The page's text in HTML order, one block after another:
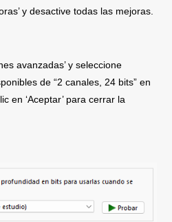
y desactive todas las mejoras.
avanzadas’ y seleccione
de “2 canales, 24 bits” en
en ‘Aceptar’ para cerrar la